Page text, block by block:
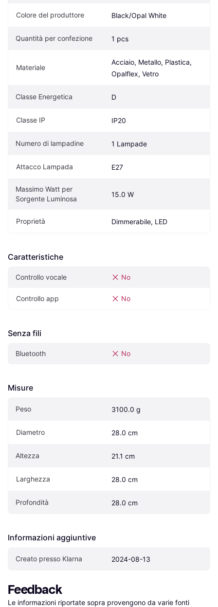
Colore del produttore Black/Opal White
Quantità per confezione 1 pcs
Materiale
Acciaio, Metallo, Plastica,
Opalflex, Vetro
Classe Energetica D
Classe IP IP20
Numero di lampadine 1 Lampade
Attacco Lampada E27
Massimo Watt per
Sorgente Luminosa
15.0 W
Proprietà Dimmerabile, LED
Caratteristiche
Controllo vocale No
Controllo app No
Senza fili
Bluetooth No
Misure
Peso 3100.0 g
Diametro 28.0 cm
Altezza 21.1 cm
Larghezza 28.0 cm
Profondità 28.0 cm
Informazioni aggiuntive
Creato presso Klarna 2024-08-13
Feedback
Le informazioni riportate sopra provengono da varie fonti